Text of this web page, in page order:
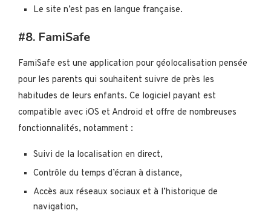
Le site n’est pas en langue française.
#8. FamiSafe
FamiSafe est une application pour géolocalisation pensée
pour les parents qui souhaitent suivre de près les
habitudes de leurs enfants. Ce logiciel payant est
compatible avec iOS et Android et offre de nombreuses
fonctionnalités, notamment :
Suivi de la localisation en direct,
Contrôle du temps d’écran à distance,
Accès aux réseaux sociaux et à l’historique de
navigation,